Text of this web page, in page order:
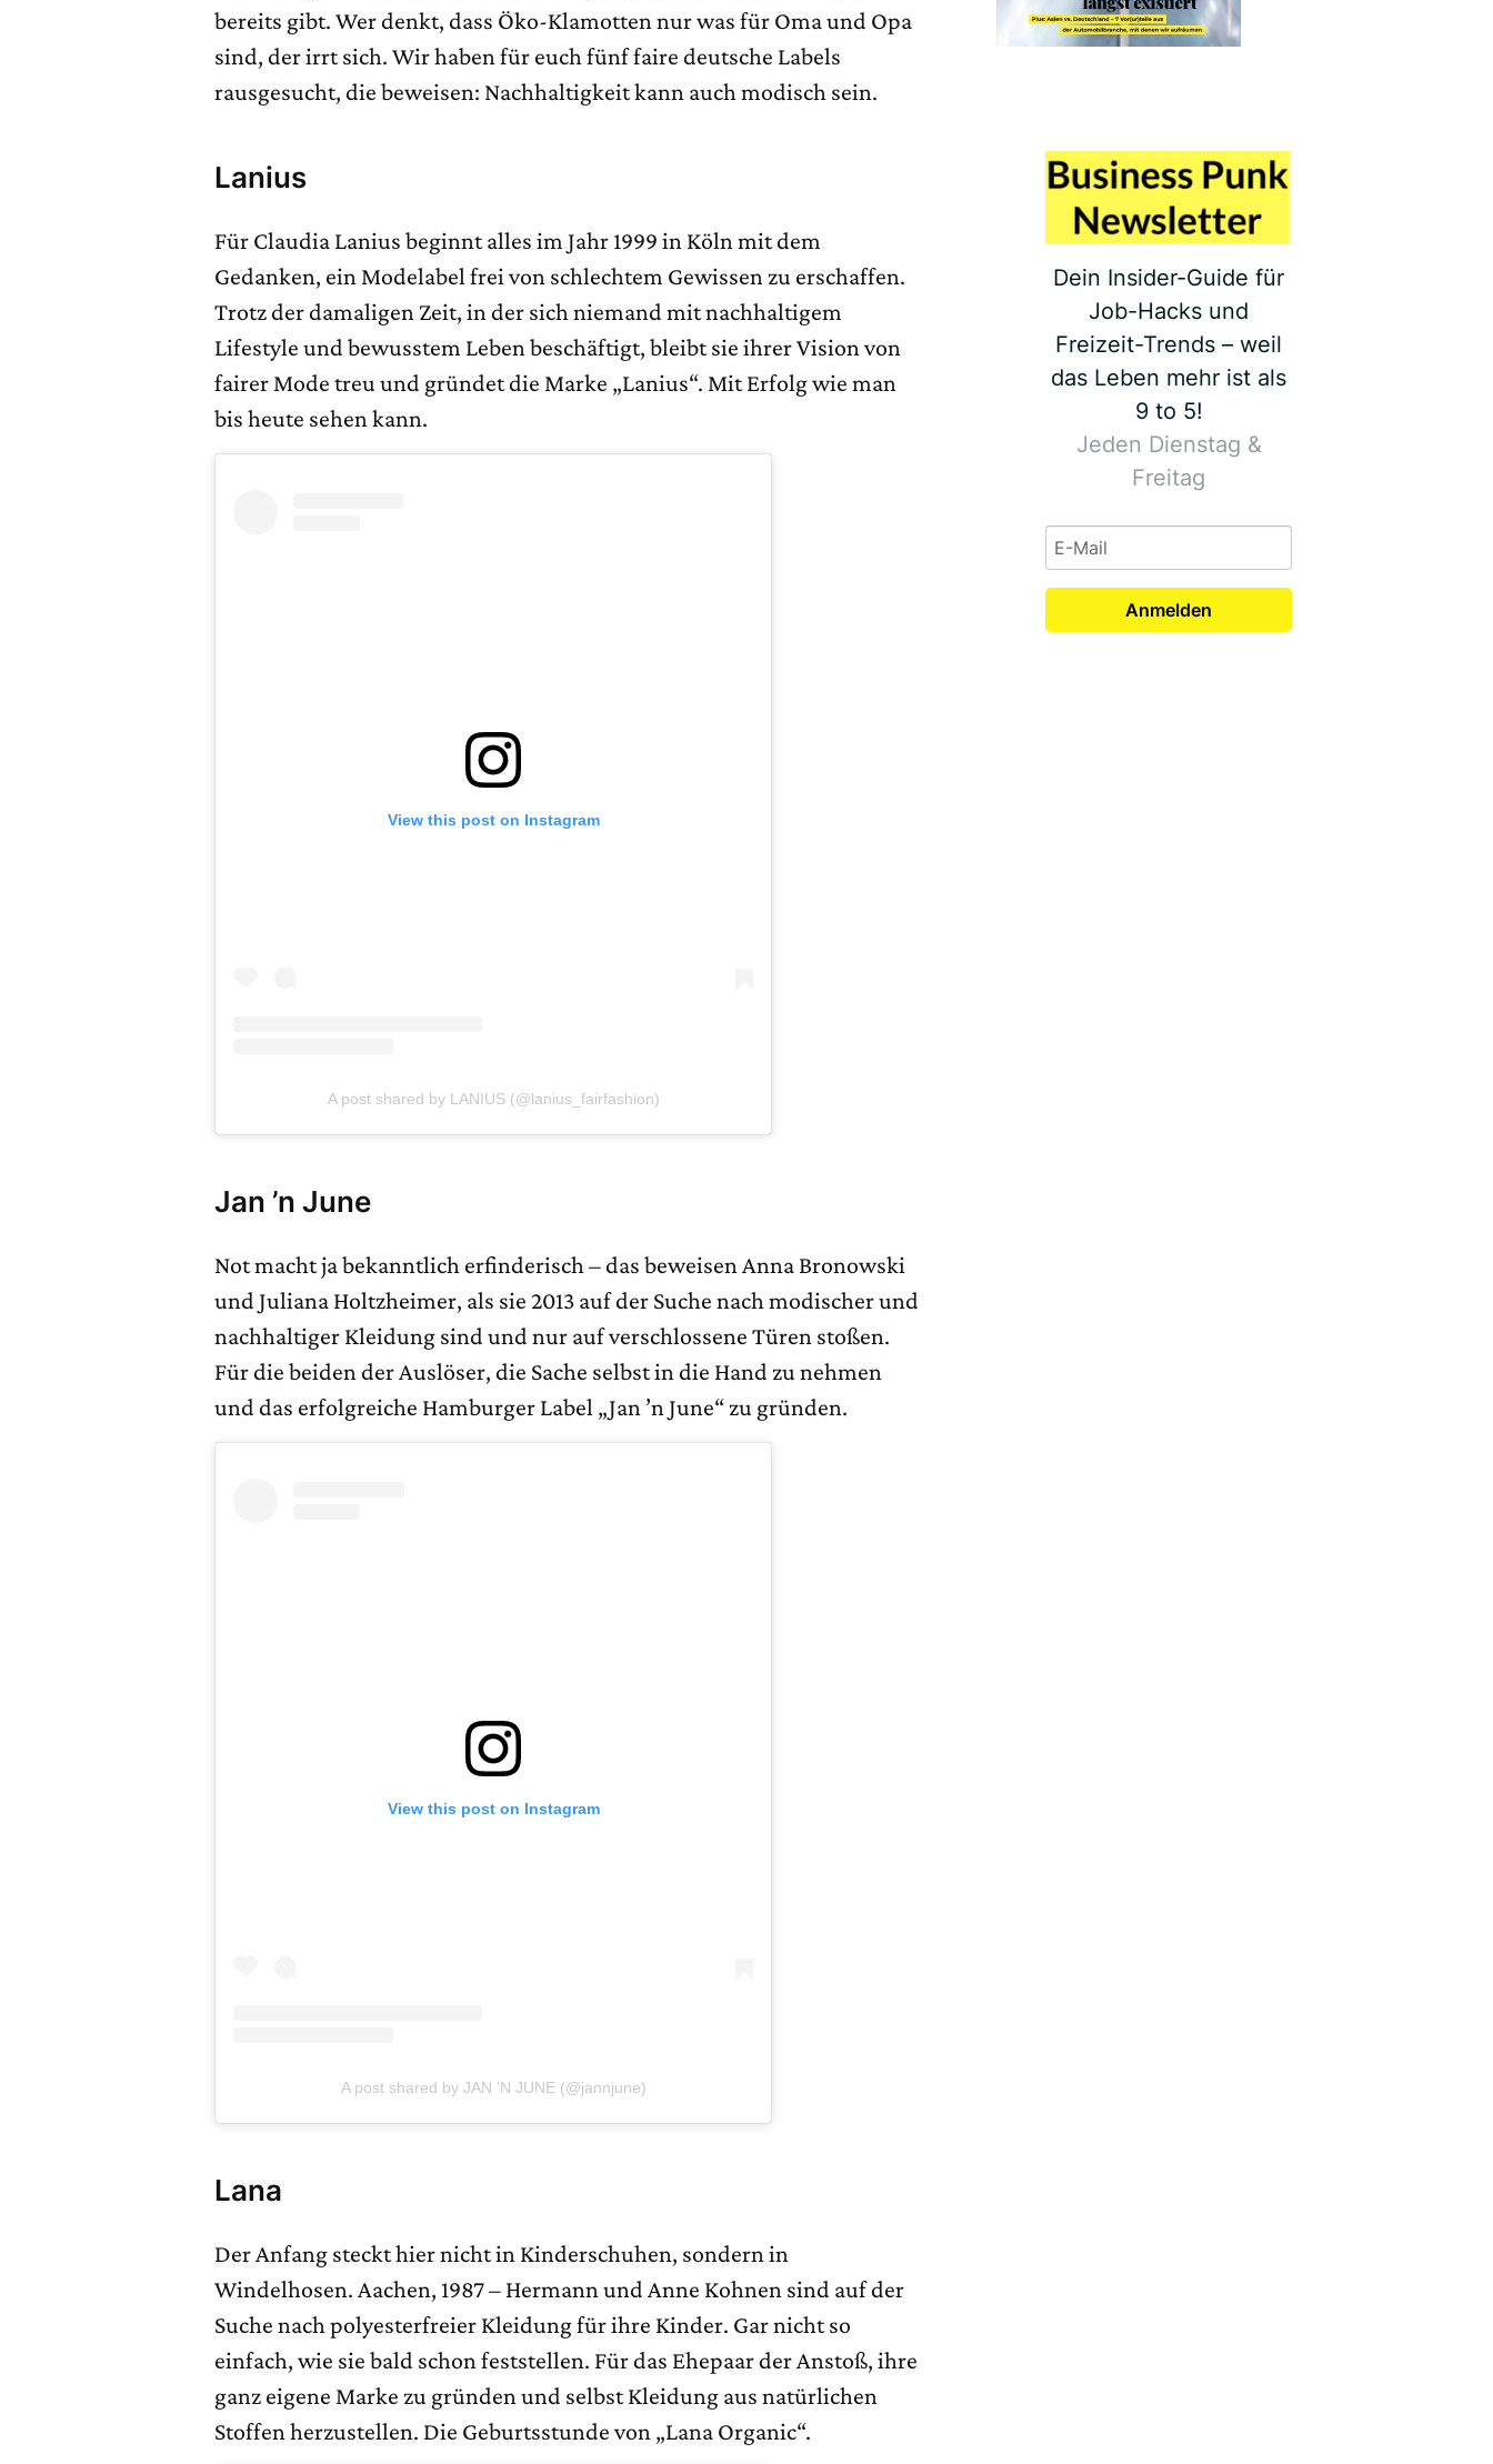
bereits gibt. Wer denkt, dass Öko-Klamotten nur was für Oma und Opa
sind, der irrt sich. Wir haben für euch fünf faire deutsche Labels
rausgesucht, die beweisen: Nachhaltigkeit kann auch modisch sein.
Lanius
Für Claudia Lanius beginnt alles im Jahr 1999 in Köln mit dem
Gedanken, ein Modelabel frei von schlechtem Gewissen zu erschaffen.
Trotz der damaligen Zeit, in der sich niemand mit nachhaltigem
Lifestyle und bewusstem Leben beschäftigt, bleibt sie ihrer Vision von
fairer Mode treu und gründet die Marke „Lanius“. Mit Erfolg wie man
bis heute sehen kann.
View this post on Instagram
A post shared by LANIUS (@lanius_fairfashion)
Jan ’n June
Not macht ja bekanntlich erfinderisch – das beweisen Anna Bronowski
und Juliana Holtzheimer, als sie 2013 auf der Suche nach modischer und
nachhaltiger Kleidung sind und nur auf verschlossene Türen stoßen.
Für die beiden der Auslöser, die Sache selbst in die Hand zu nehmen
und das erfolgreiche Hamburger Label „Jan ’n June“ zu gründen.
View this post on Instagram
A post shared by JAN 'N JUNE (@jannjune)
Lana
Der Anfang steckt hier nicht in Kinderschuhen, sondern in
Windelhosen. Aachen, 1987 – Hermann und Anne Kohnen sind auf der
Suche nach polyesterfreier Kleidung für ihre Kinder. Gar nicht so
einfach, wie sie bald schon feststellen. Für das Ehepaar der Anstoß, ihre
ganz eigene Marke zu gründen und selbst Kleidung aus natürlichen
Stoffen herzustellen. Die Geburtsstunde von „Lana Organic“.
Dein Insider-Guide für
Job-Hacks und
Freizeit-Trends – weil
das Leben mehr ist als
9 to 5!
Jeden Dienstag &
Freitag
Anmelden